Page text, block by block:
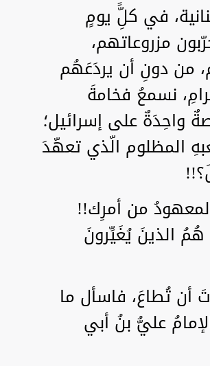
في كلًِّ يومٍ
مزروعاتهم،
من دونِ أن يردَعَهُم
نسمعُ فخامةَ
واحِدَةٌ على إسرائيل؛
المظلوم الّذي تعهّدَ
من أمرِك!!
هُمُ الذينَ يُغَيِّرونَ
أن تُطاعَ، فاسأل ما
عليُّ بنُ أبي